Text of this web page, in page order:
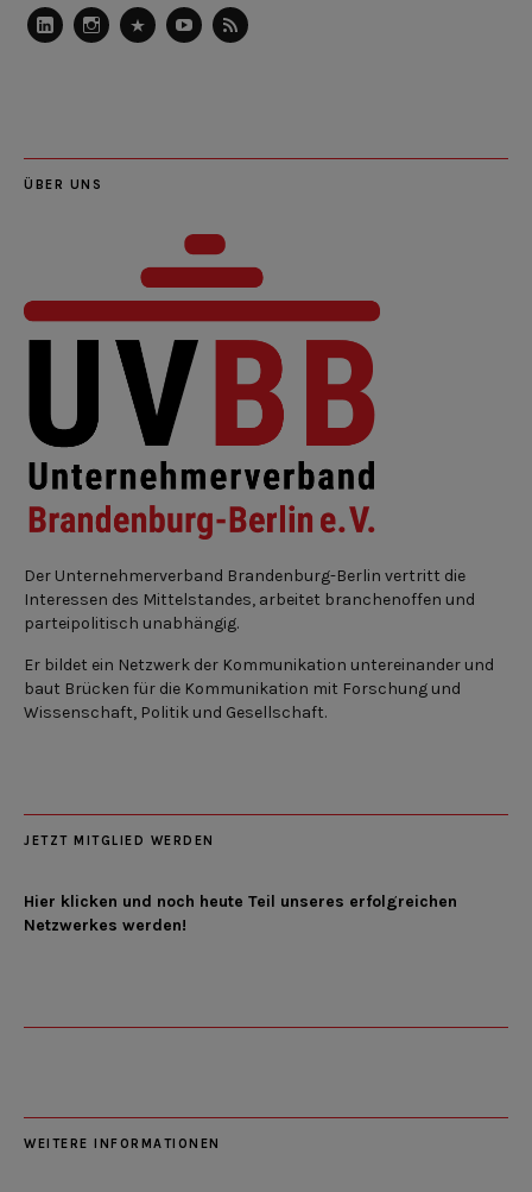
ÜBER UNS
Der Unternehmerverband Brandenburg-Berlin vertritt die
Interessen des Mittelstandes, arbeitet branchenoffen und
parteipolitisch unabhängig.
Er bildet ein Netzwerk der Kommunikation untereinander und
baut Brücken für die Kommunikation mit Forschung und
Wissenschaft, Politik und Gesellschaft.
JETZT MITGLIED WERDEN
Hier klicken und noch heute Teil unseres erfolgreichen
Netzwerkes werden!
WEITERE INFORMATIONEN